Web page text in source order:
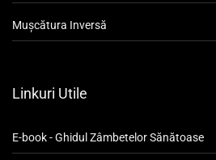
Mușcătura Inversă
Linkuri Utile
E-book - Ghidul Zâmbetelor Sănătoase